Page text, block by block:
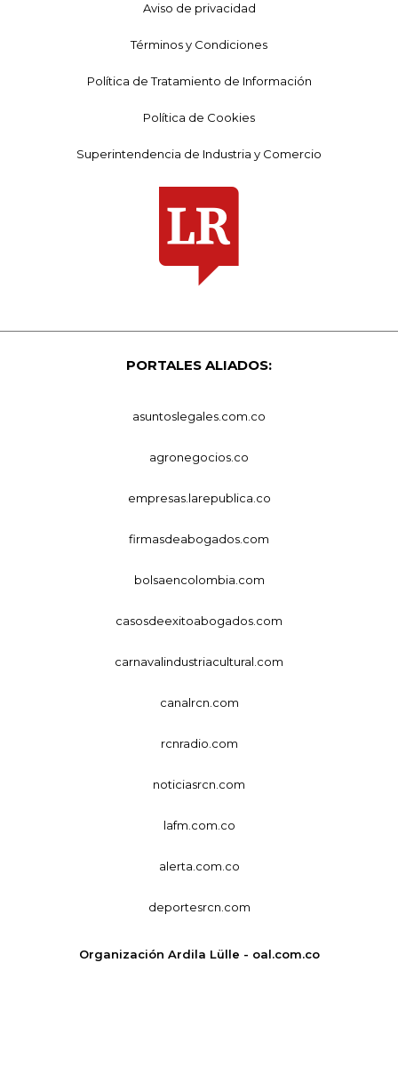
Aviso de privacidad
Términos y Condiciones
Política de Tratamiento de Información
Política de Cookies
Superintendencia de Industria y Comercio
PORTALES ALIADOS:
asuntoslegales.com.co
agronegocios.co
empresas.larepublica.co
firmasdeabogados.com
bolsaencolombia.com
casosdeexitoabogados.com
carnavalindustriacultural.com
canalrcn.com
rcnradio.com
noticiasrcn.com
lafm.com.co
alerta.com.co
deportesrcn.com
Organización Ardila Lülle - oal.com.co